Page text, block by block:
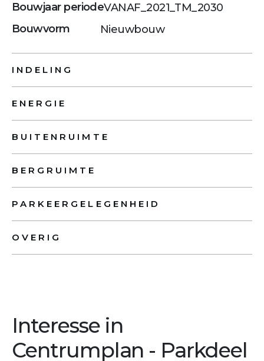
Bouwjaar periodeVANAF_2021_TM_2030
Bouwvorm
Nieuwbouw
INDELING
ENERGIE
BUITENRUIMTE
BERGRUIMTE
PARKEERGELEGENHEID
OVERIG
Interesse in
Centrumplan - Parkdeel